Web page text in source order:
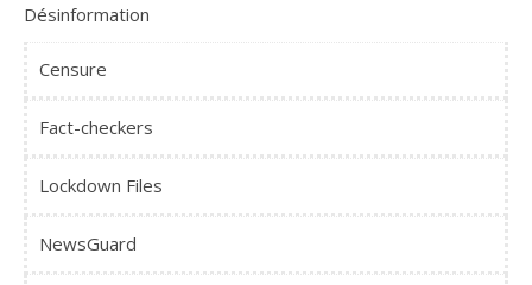
Désinformation
Censure
Fact-checkers
Lockdown Files
NewsGuard